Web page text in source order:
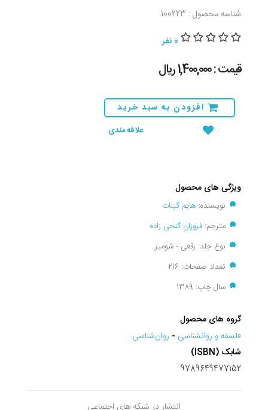
شناسه محصول : 100223
0 نفر
قیمت : 1,400,000 ريال
افزودن به سبد خرید
علاقه مندی
ویژگی های محصول
نویسنده: هایم گینات
مترجم: فروزان گنجی زاده
نوع جلد: رقعی - شومیز
تعداد صفحات: 216
سال چاپ: 1389
گروه های محصول
فلسفه و روانشناسی - روان‌شناسی
شابک (ISBN)
9789649477152
انتشار در شبکه های اجتماعی